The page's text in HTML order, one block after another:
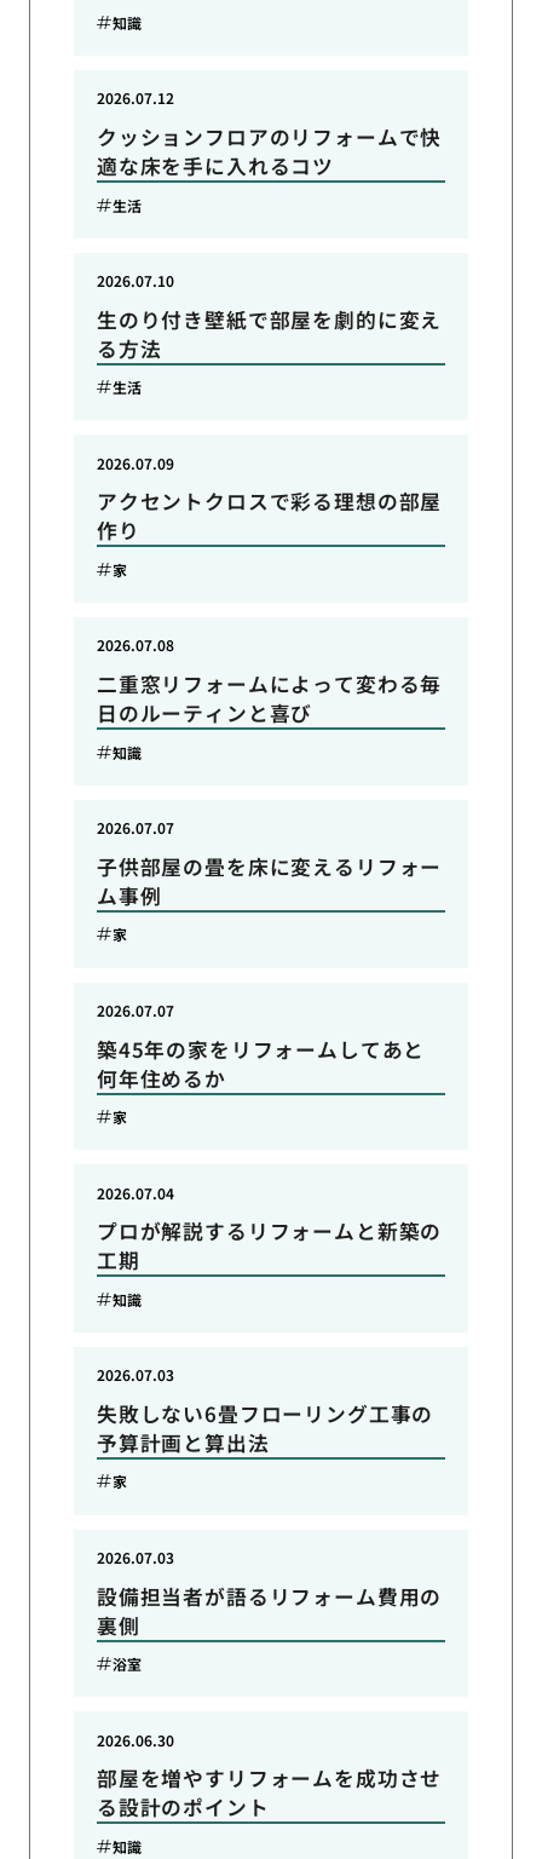
知識
クッションフロアのリフォームで快
適な床を手に入れるコツ
2026.07.12
生活
生のり付き壁紙で部屋を劇的に変え
る方法
2026.07.10
生活
アクセントクロスで彩る理想の部屋
作り
2026.07.09
家
二重窓リフォームによって変わる毎
日のルーティンと喜び
2026.07.08
知識
子供部屋の畳を床に変えるリフォー
ム事例
2026.07.07
家
築45年の家をリフォームしてあと
何年住めるか
2026.07.07
家
プロが解説するリフォームと新築の
工期
2026.07.04
知識
失敗しない6畳フローリング工事の
予算計画と算出法
2026.07.03
家
設備担当者が語るリフォーム費用の
裏側
2026.07.03
浴室
部屋を増やすリフォームを成功させ
る設計のポイント
2026.06.30
知識